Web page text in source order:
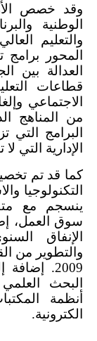
وقد خصص
الوطنية
والتعليم
المحور برامج
العدالة بين
قطاعات
الاجتماعي
من المناهج
البرامج التي
الإدارية التي لا
كما قد تم
التكنولوجيا
ينسجم مع
سوق العمل،
الإنفاق
2009.
البحث
أنظمة
الكترونية.